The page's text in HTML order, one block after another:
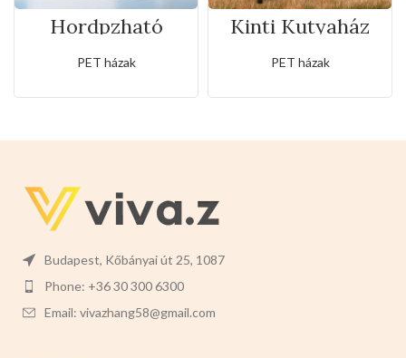
Hordpzható
táska
40x28x28cm
PET házak
Kinti Kutyaház
terepmintás
PET házak
Budapest, Kőbányai út 25, 1087
Phone: +36 30 300 6300
Email: vivazhang58@gmail.com